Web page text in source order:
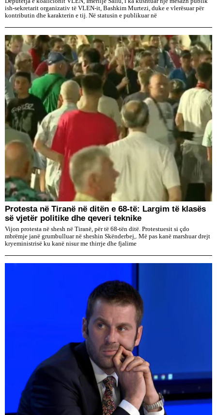
ish-sekretarit organizativ të VLEN-it, Bashkim Murtezi, duke e vlerësuar për
kontributin dhe karakterin e tij. Në statusin e publikuar në
Protesta në Tiranë në ditën e 68-të: Largim të klasës
së vjetër politike dhe qeveri teknike
Vijon protesta në shesh në Tiranë, për të 68-tën ditë. Protestuesit si çdo
mbrëmje janë grumbulluar në sheshin Skënderbej,. Më pas kanë marshuar drejt
kryeministrisë ku kanë nisur me thirrje dhe fjalime